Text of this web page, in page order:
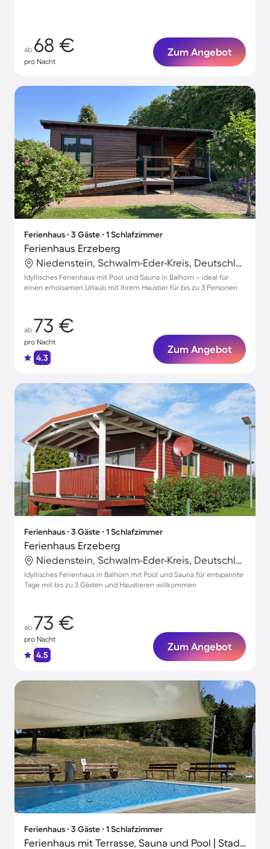
ab 68 €
pro Nacht
Zum Angebot
Ferienhaus ∙ 3 Gäste ∙ 1 Schlafzimmer
Ferienhaus Erzeberg
Niedenstein, Schwalm-Eder-Kreis, Deutschland
Idyllisches Ferienhaus mit Pool und Sauna in Balhorn – ideal für
einen erholsamen Urlaub mit Ihrem Haustier für bis zu 3 Personen
ab 73 €
pro Nacht
4.3
Zum Angebot
Ferienhaus ∙ 3 Gäste ∙ 1 Schlafzimmer
Ferienhaus Erzeberg
Niedenstein, Schwalm-Eder-Kreis, Deutschland
Idyllisches Ferienhaus in Balhorn mit Pool und Sauna für entspannte
Tage mit bis zu 3 Gästen und Haustieren willkommen
ab 73 €
pro Nacht
4.5
Zum Angebot
Ferienhaus ∙ 3 Gäste ∙ 1 Schlafzimmer
Ferienhaus mit Terrasse, Sauna und Pool | Stadtblick | Haustiere sind willkommen